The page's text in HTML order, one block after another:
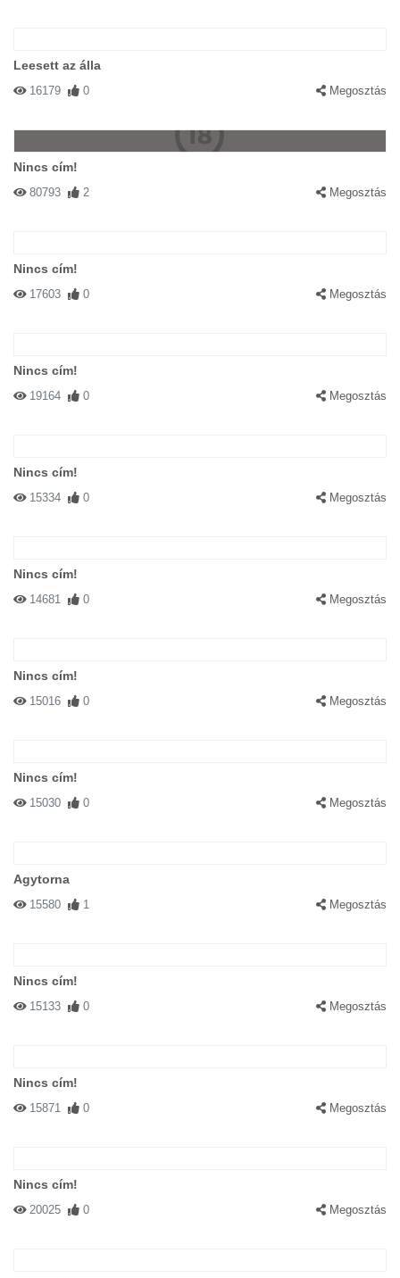
Leesett az álla
16179 0 Megosztás
Nincs cím!
80793 2 Megosztás
Nincs cím!
17603 0 Megosztás
Nincs cím!
19164 0 Megosztás
Nincs cím!
15334 0 Megosztás
Nincs cím!
14681 0 Megosztás
Nincs cím!
15016 0 Megosztás
Nincs cím!
15030 0 Megosztás
Agytorna
15580 1 Megosztás
Nincs cím!
15133 0 Megosztás
Nincs cím!
15871 0 Megosztás
Nincs cím!
20025 0 Megosztás